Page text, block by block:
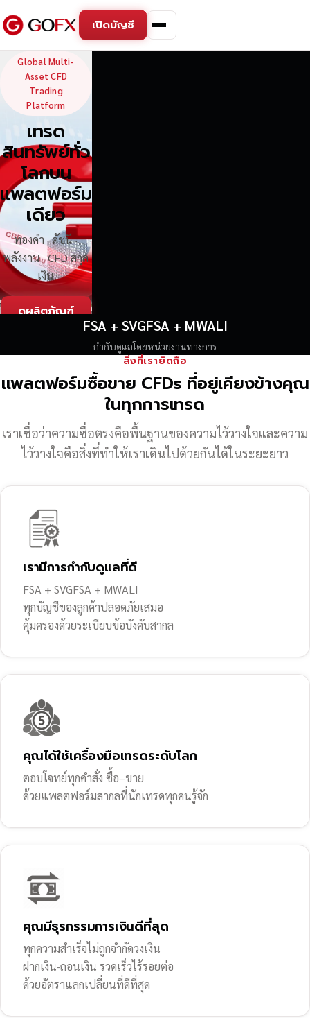
เปิดบัญชี
GoFX — Global Multi-
Global Multi-
Asset CFD
Trading
Platform
เทรด
สินทรัพย์ทั่ว
โลกบน
แพลตฟอร์ม
เดียว
ทองคำ · ดัชนี ·
พลังงาน · CFD สกุล
เงิน
ดูผลิตภัณฑ์
FSA + SVGFSA + MWALI
กำกับดูแลโดยหน่วยงานทางการ
สิ่งที่เรายึดถือ
แพลตฟอร์มซื้อขาย CFDs ที่อยู่เคียงข้างคุณ
ในทุกการเทรด
เราเชื่อว่าความซื่อตรงคือพื้นฐานของความไว้วางใจและความ
ไว้วางใจคือสิ่งที่ทำให้เราเดินไปด้วยกันได้ในระยะยาว
เรามีการกำกับดูแลที่ดี
FSA + SVGFSA + MWALI
ทุกบัญชีของลูกค้าปลอดภัยเสมอ
คุ้มครองด้วยระเบียบข้อบังคับสากล
คุณได้ใช้เครื่องมือเทรดระดับโลก
ตอบโจทย์ทุกคำสั่ง ซื้อ–ขาย
ด้วยแพลตฟอร์มสากลที่นักเทรดทุกคนรู้จัก
คุณมีธุรกรรมการเงินดีที่สุด
ทุกความสำเร็จไม่ถูกจำกัดวงเงิน
ฝากเงิน-ถอนเงิน รวดเร็วไร้รอยต่อ
ด้วยอัตราแลกเปลี่ยนที่ดีที่สุด